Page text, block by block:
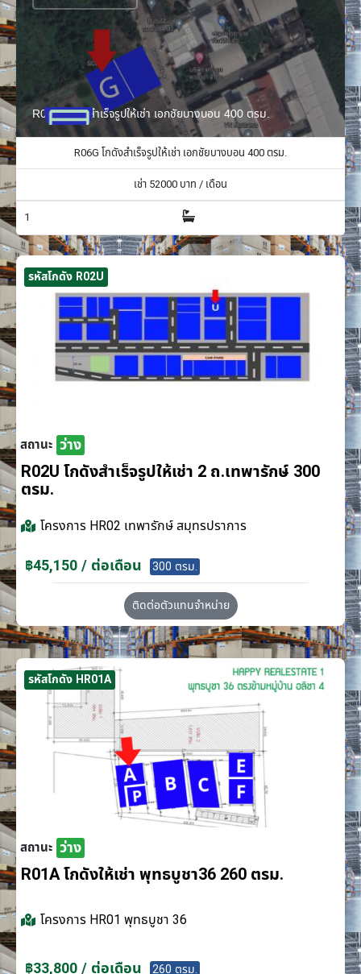
R06G โกดังสำเร็จรูปให้เช่า เอกชัยบางบอน 400 ตรม.
R06G โกดังสำเร็จรูปให้เช่า เอกชัยบางบอน 400 ตรม.
เช่า 52000 บาท / เดือน
1
รหัสโกดัง R02U
สถานะ ว่าง
R02U โกดังสำเร็จรูปให้เช่า 2 ถ.เทพารักษ์ 300
ตรม.
โครงการ HR02 เทพารักษ์ สมุทรปราการ
฿45,150 / ต่อเดือน 300 ตรม.
ติดต่อตัวแทนจำหน่าย
รหัสโกดัง HR01A
สถานะ ว่าง
R01A โกดังให้เช่า พุทธบูชา36 260 ตรม.
โครงการ HR01 พุทธบูชา 36
฿33,800 / ต่อเดือน 260 ตรม.